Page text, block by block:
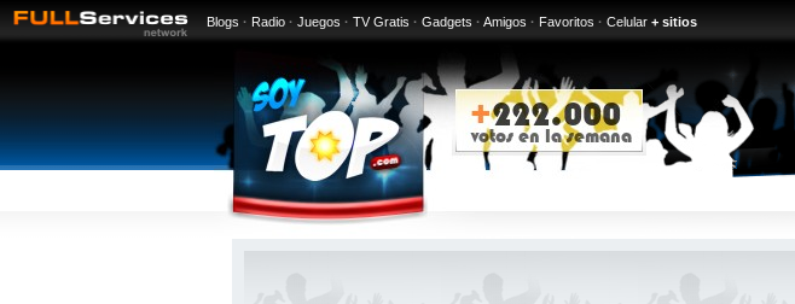
Blogs · Radio · Juegos · TV Gratis · Gadgets · Amigos · Favoritos · Celular + sitios